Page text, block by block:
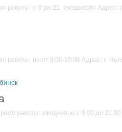
работы: с 9 до 21, ежедневно Адрес:
работы: пн-пт 9:00-18:00 Адрес: г.
работы: ежедневно с 9.00 до